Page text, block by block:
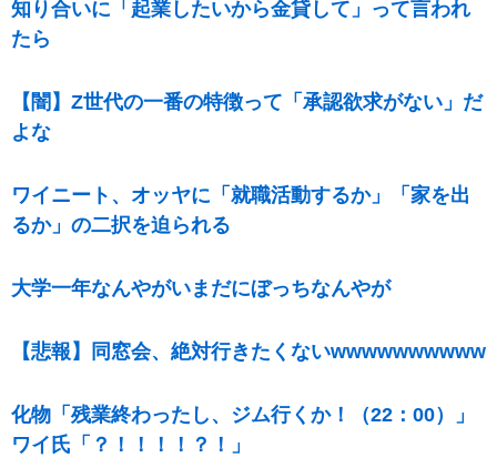
知り合いに「起業したいから金貸して」って言われ
たら
【闇】Z世代の一番の特徴って「承認欲求がない」だ
よな
ワイニート、オッヤに「就職活動するか」「家を出
るか」の二択を迫られる
大学一年なんやがいまだにぼっちなんやが
【悲報】同窓会、絶対行きたくないwwwwwwwwww
化物「残業終わったし、ジム行くか！（22：00）」
ワイ氏「？！！！！？！」